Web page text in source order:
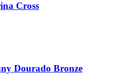
Cross
Dourado Bronze